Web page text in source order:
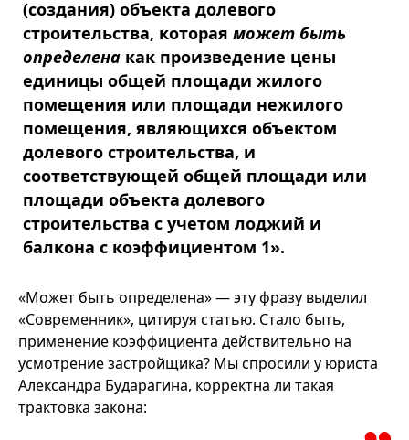
(создания) объекта долевого
строительства, которая может быть
определена как произведение цены
единицы общей площади жилого
помещения или площади нежилого
помещения, являющихся объектом
долевого строительства, и
соответствующей общей площади или
площади объекта долевого
строительства с учетом лоджий и
балкона с коэффициентом 1».
«Может быть определена» — эту фразу выделил
«Современник», цитируя статью. Стало быть,
применение коэффициента действительно на
усмотрение застройщика? Мы спросили у юриста
Александра Бударагина, корректна ли такая
трактовка закона: